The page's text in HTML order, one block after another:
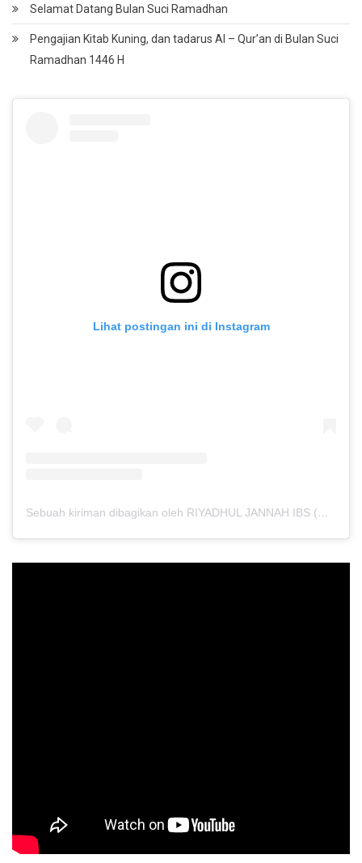
Selamat Datang Bulan Suci Ramadhan
Pengajian Kitab Kuning, dan tadarus Al – Qur’an di Bulan Suci
Ramadhan 1446 H
Lihat postingan ini di Instagram
Sebuah kiriman dibagikan oleh RIYADHUL JANNAH IBS (@riyadhuljannahibs)